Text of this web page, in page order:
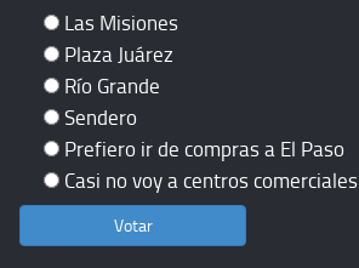
Las Misiones
Plaza Juárez
Río Grande
Sendero
Prefiero ir de compras a El Paso
Casi no voy a centros comerciales